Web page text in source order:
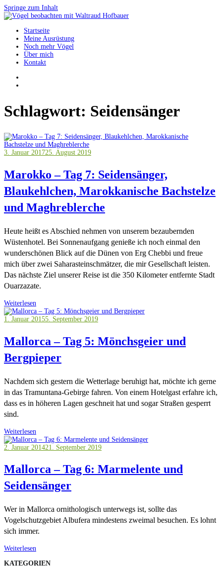
Springe zum Inhalt
Vögel beobachten mit Waltraud Hofbauer
Startseite
Meine Ausrüstung
Noch mehr Vögel
Über mich
Kontakt
Schlagwort: Seidensänger
3. Januar 201725. August 2019
Marokko – Tag 7: Seidensänger,
Blaukehlchen, Marokkanische Bachstelze
und Maghreblerche
Heute heißt es Abschied nehmen von unserem bezaubernden
Wüstenhotel. Bei Sonnenaufgang genieße ich noch einmal den
wunderschönen Blick auf die Dünen von Erg Chebbi und freue
mich über zwei Saharasteinschmätzer, die mir Gesellschaft leisten.
Das nächste Ziel unserer Reise ist die 350 Kilometer entfernte Stadt
Ouarzazate.
Weiterlesen
1. Januar 20155. September 2019
Mallorca – Tag 5: Mönchsgeier und
Bergpieper
Nachdem sich gestern die Wetterlage beruhigt hat, möchte ich gerne
in das Tramuntana-Gebirge fahren. Von einem Hotelgast erfahre ich,
dass es in höheren Lagen geschneit hat und sogar Straßen gesperrt
sind.
Weiterlesen
2. Januar 201421. September 2019
Mallorca – Tag 6: Marmelente und
Seidensänger
Wer in Mallorca ornithologisch unterwegs ist, sollte das
Vogelschutzgebiet Albufera mindestens zweimal besuchen. Es lohnt
sich immer.
Weiterlesen
KATEGORIEN